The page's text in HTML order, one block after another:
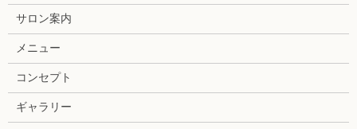
サロン案内
メニュー
コンセプト
ギャラリー